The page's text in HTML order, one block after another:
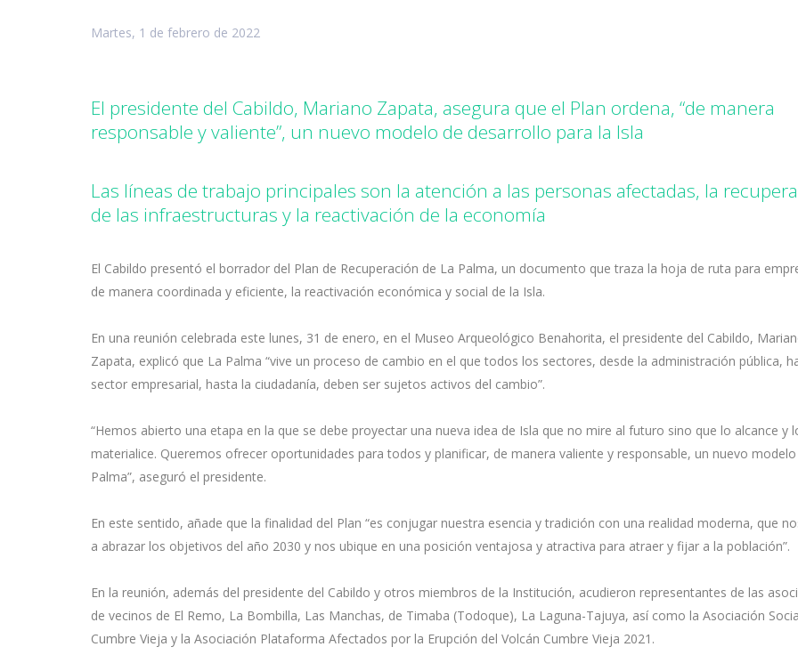
Martes, 1 de febrero de 2022
El presidente del Cabildo, Mariano Zapata, asegura que el Plan ordena, “de manera
responsable y valiente”, un nuevo modelo de desarrollo para la Isla
Las líneas de trabajo principales son la atención a las personas afectadas, la
de las infraestructuras y la reactivación de la economía
El Cabildo presentó el borrador del Plan de Recuperación de La Palma, un documento que traza la hoja de ruta para
de manera coordinada y eficiente, la reactivación económica y social de la Isla.
En una reunión celebrada este lunes, 31 de enero, en el Museo Arqueológico Benahorita, el presidente del Cabildo,
Zapata, explicó que La Palma “vive un proceso de cambio en el que todos los sectores, desde la administración pública,
sector empresarial, hasta la ciudadanía, deben ser sujetos activos del cambio”.
“Hemos abierto una etapa en la que se debe proyectar una nueva idea de Isla que no mire al futuro sino que lo alcance y
materialice. Queremos ofrecer oportunidades para todos y planificar, de manera valiente y responsable, un nuevo
Palma”, aseguró el presidente.
En este sentido, añade que la finalidad del Plan “es conjugar nuestra esencia y tradición con una realidad moderna, que
a abrazar los objetivos del año 2030 y nos ubique en una posición ventajosa y atractiva para atraer y fijar a la población”.
En la reunión, además del presidente del Cabildo y otros miembros de la Institución, acudieron representantes de las
de vecinos de El Remo, La Bombilla, Las Manchas, de Timaba (Todoque), La Laguna-Tajuya, así como la Asociación
Cumbre Vieja y la Asociación Plataforma Afectados por la Erupción del Volcán Cumbre Vieja 2021.